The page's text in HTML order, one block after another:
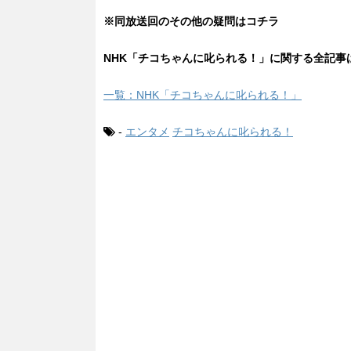
※同放送回のその他の疑問はコチラ
NHK「チコちゃんに叱られる！」に関する全記事
一覧：NHK「チコちゃんに叱られる！」
- エンタメ チコちゃんに叱られる！